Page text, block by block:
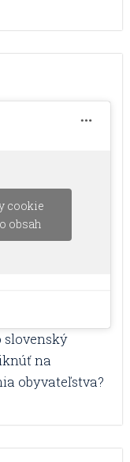
cookie
obsah
slovenský
na
obyvateľstva?